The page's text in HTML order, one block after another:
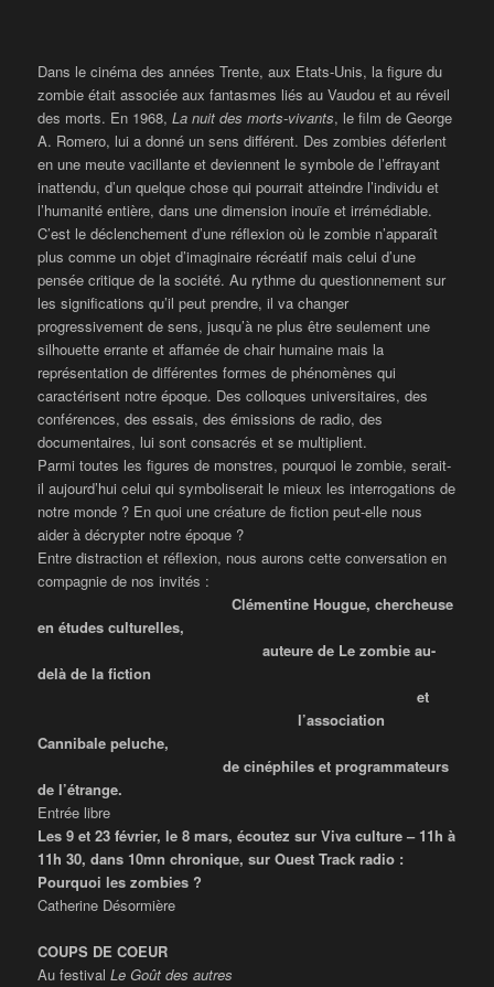
Dans le cinéma des années Trente, aux Etats-Unis, la figure du
zombie était associée aux fantasmes liés au Vaudou et au réveil
des morts. En 1968,La nuit des morts-vivants, le film de George
A. Romero, lui a donné un sens différent. Des zombies déferlent
en une meute vacillante et deviennent le symbole de l’effrayant
inattendu, d’un quelque chose qui pourrait atteindre l’individu et
l’humanité entière, dans une dimension inouïe et irrémédiable.
C’est le déclenchement d’une réflexion où le zombie n’apparaît
plus comme un objet d’imaginaire récréatif mais celui d’une
pensée critique de la société. Au rythme du questionnement sur
les significations qu’il peut prendre, il va changer
progressivement de sens, jusqu’à ne plus être seulement une
silhouette errante et affamée de chair humaine mais la
représentation de différentes formes de phénomènes qui
caractérisent notre époque. Des colloques universitaires, des
conférences, des essais, des émissions de radio, des
documentaires, lui sont consacrés et se multiplient.
Parmi toutes les figures de monstres, pourquoi le zombie, serait-
il aujourd’hui celui qui symboliserait le mieux les interrogations de
notre monde ? En quoi une créature de fiction peut-elle nous
aider à décrypter notre époque ?
Entre distraction et réflexion, nous aurons cette conversation en
compagnie de nos invités :
Clémentine Hougue, chercheuse
en études culturelles,
auteure de Le zombie au-
delà de la fiction
et
l’association
Cannibale peluche,
de cinéphiles et programmateurs
de l’étrange.
Entrée libre
Les 9 et 23 février, le 8 mars, écoutez sur Viva culture – 11h à
11h 30, dans 10mn chronique, sur Ouest Track radio :
Pourquoi les zombies ?
Catherine Désormière
COUPS DE COEUR
Au festivalLe Goût des autres